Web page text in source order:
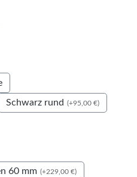
Schwarz rund (+95,00 €)
60 mm (+229,00 €)